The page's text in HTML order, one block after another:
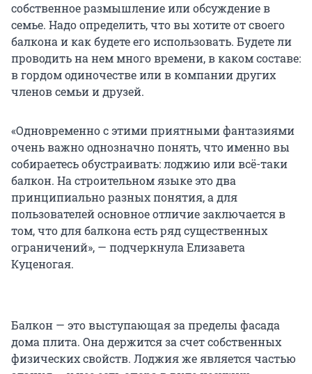
собственное размышление или обсуждение в
семье. Надо определить, что вы хотите от своего
балкона и как будете его использовать. Будете ли
проводить на нем много времени, в каком составе:
в гордом одиночестве или в компании других
членов семьи и друзей.
«Одновременно с этими приятными фантазиями
очень важно однозначно понять, что именно вы
собираетесь обустраивать: лоджию или всё-таки
балкон. На строительном языке это два
принципиально разных понятия, а для
пользователей основное отличие заключается в
том, что для балкона есть ряд существенных
ограничений», — подчеркнула Елизавета
Куценогая.
Балкон — это выступающая за пределы фасада
дома плита. Она держится за счет собственных
физических свойств. Лоджия же является частью